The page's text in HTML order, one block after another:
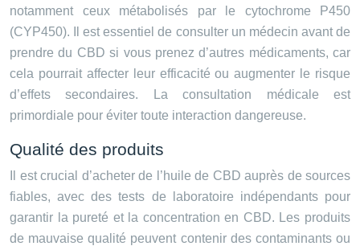
notamment ceux métabolisés par le cytochrome P450
(CYP450). Il est essentiel de consulter un médecin avant de
prendre du CBD si vous prenez d’autres médicaments, car
cela pourrait affecter leur efficacité ou augmenter le risque
d’effets secondaires. La consultation médicale est
primordiale pour éviter toute interaction dangereuse.
Qualité des produits
Il est crucial d’acheter de l’huile de CBD auprès de sources
fiables, avec des tests de laboratoire indépendants pour
garantir la pureté et la concentration en CBD. Les produits
de mauvaise qualité peuvent contenir des contaminants ou